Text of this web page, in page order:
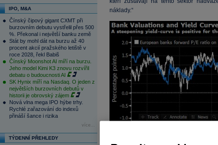
IPO, M&A
Čínský čipový gigant CXMT při
burzovním debutu vystřelil přes 500
%. Překonal i největší banku země
Stát by mohl dát na burzu až 40
procent akcií pražského letiště v
roce 2028, řekl Babiš
Čínský Moonshot AI míří na burzu.
Jeho model Kimi K3 znovu rozvířil
debatu o budoucnosti AI
SK Hynix míří na Nasdaq. O jeden z
největších burzovních debutů v
historii je obrovský zájem
Nová vlna mega IPO hýbe trhy.
Rychlé zařazování do indexů
přináší šance i rizika
více...
TÝDENNÍ PŘEHLEDY
náklady.“